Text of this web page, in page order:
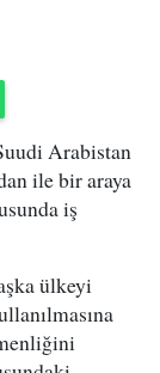
Arabistan
ile bir araya
iş
ülkeyi